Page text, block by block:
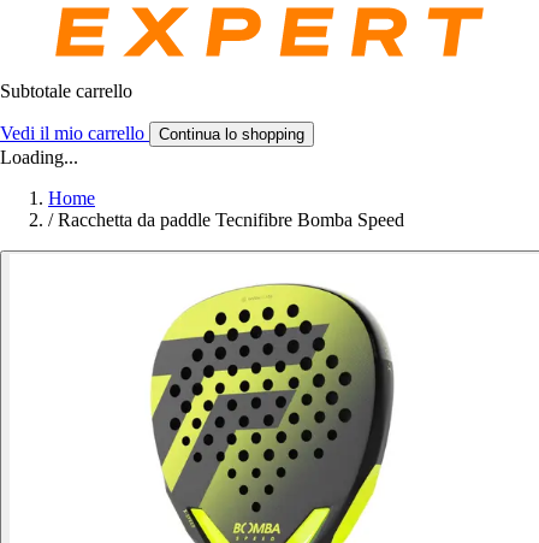
Subtotale carrello
Vedi il mio carrello Continua lo shopping
Loading...
Home
/ Racchetta da paddle Tecnifibre Bomba Speed